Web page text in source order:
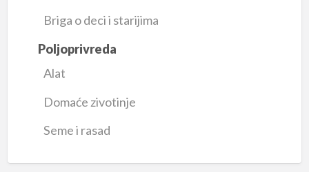
Briga o deci i starijima
Poljoprivreda
Alat
Domaće zivotinje
Seme i rasad